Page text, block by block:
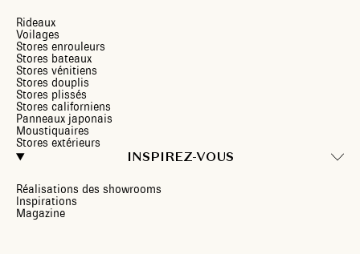
Rideaux
Voilages
Stores enrouleurs
Stores bateaux
Stores vénitiens
Stores douplis
Stores plissés
Stores californiens
Panneaux japonais
Moustiquaires
Stores extérieurs
INSPIREZ-VOUS
Réalisations des showrooms
Inspirations
Magazine